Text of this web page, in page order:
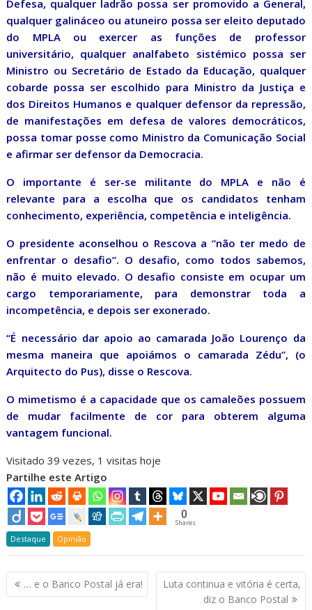
Defesa, qualquer ladrão possa ser promovido a General,
qualquer galináceo ou atuneiro possa ser eleito deputado
do MPLA ou exercer as funções de professor
universitário, qualquer analfabeto sistémico possa ser
Ministro ou Secretário de Estado da Educação, qualquer
cobarde possa ser escolhido para Ministro da Justiça e
dos Direitos Humanos e qualquer defensor da repressão,
de manifestações em defesa de valores democráticos,
possa tomar posse como Ministro da Comunicação Social
e afirmar ser defensor da Democracia.
O importante é ser-se militante do MPLA e não é
relevante para a escolha que os candidatos tenham
conhecimento, experiência, competência e inteligência.
O presidente aconselhou o Rescova a “não ter medo de
enfrentar o desafio”. O desafio, como todos sabemos,
não é muito elevado. O desafio consiste em ocupar um
cargo temporariamente, para demonstrar toda a
incompetência, e depois ser exonerado.
“É necessário dar apoio ao camarada João Lourenço da
mesma maneira que apoiámos o camarada Zédu”, (o
Arquitecto do Pus), disse o Rescova.
O mimetismo é a capacidade que os camaleões possuem
de mudar facilmente de cor para obterem alguma
vantagem funcional.
Visitado 39 vezes, 1 visitas hoje
Partilhe este Artigo
0
Shares
Destaque Opinião
Navegação
de
… e o Banco Postal já era!
Luta continua e vitória é certa,
diz o Banco Postal